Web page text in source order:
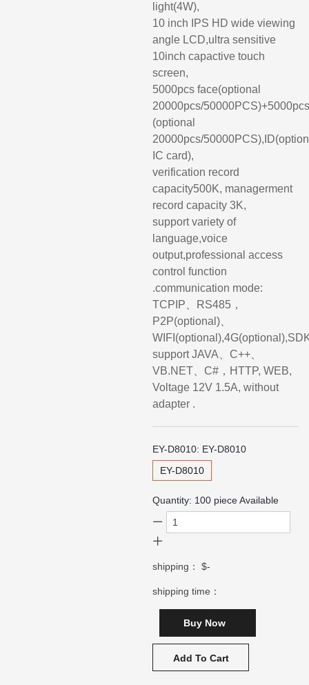
light(4W),
10 inch IPS HD wide viewing
angle LCD,ultra sensitive
10inch capactive touch
screen,
5000pcs face(optional
20000pcs/
(optional
20000pcs/
IC card),
verification record
capacity500K, managerment
record capacity 3K,
support variety of
language,voice
output,professional access
control function
.communication mode:
TCPIP、RS485，
P2P(optional)、
support JAVA、C++、
VB.NET、C#，HTTP, WEB,
Voltage 12V 1.5A, without
adapter .
EY-D8010: EY-D8010
EY-D8010
Quantity: 100 piece Available
shipping：$-
shipping time：
Buy Now
Add To Cart